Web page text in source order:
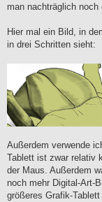
man nachträglich noch
Hier mal ein Bild, in
in drei Schritten sieht:
Außerdem verwende
Tablett ist zwar relativ
der Maus. Außerdem
noch mehr Digital-Art-
größeres Grafik-Tablett